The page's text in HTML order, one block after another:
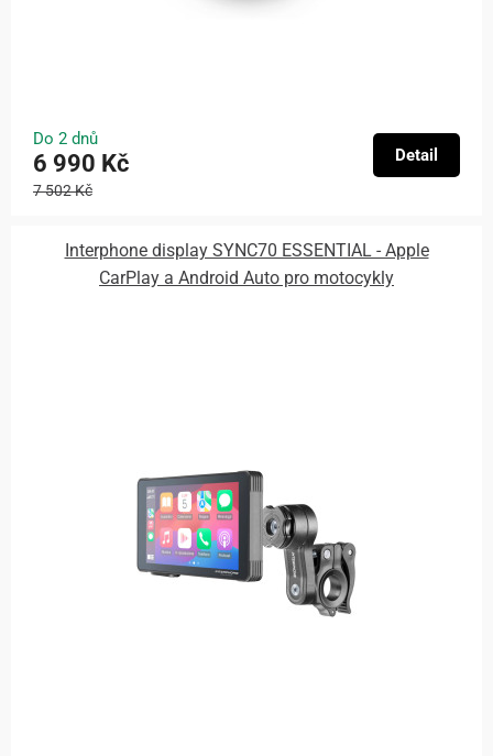
Do 2 dnů
6 990 Kč
7 502 Kč
Detail
Interphone display SYNC70 ESSENTIAL - Apple
CarPlay a Android Auto pro motocykly